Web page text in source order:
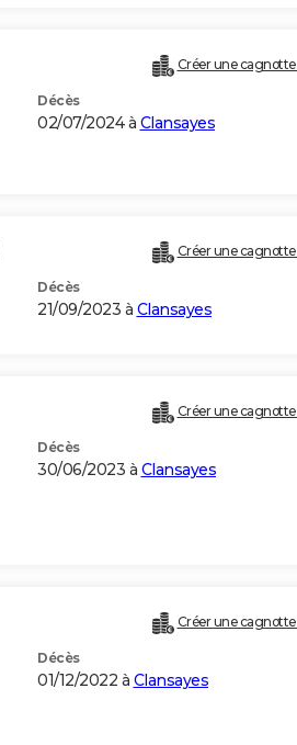
Créer une cagnotte
Décès
02/07/2024 à Clansayes
Créer une cagnotte
Décès
21/09/2023 à Clansayes
Créer une cagnotte
Décès
30/06/2023 à Clansayes
Créer une cagnotte
Décès
01/12/2022 à Clansayes